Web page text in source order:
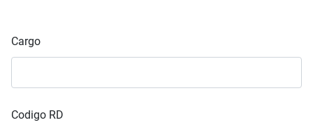
Cargo
Codigo RD